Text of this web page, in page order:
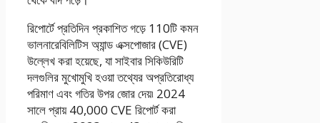
রিপোর্টে প্রতিদিন প্রকাশিত গড়ে 110টি কমন
ভালনারেবিলিটিস অ্যান্ড এক্সপোজার (CVE)
উল্লেখ করা হয়েছে, যা সাইবার সিকিউরিটি
দলগুলির মুখোমুখি হওয়া তথ্যের অপ্রতিরোধ্য
পরিমাণ এবং গতির উপর জোর দেয়৷ 2024
সালে প্রায় 40,000 CVE রিপোর্ট করা